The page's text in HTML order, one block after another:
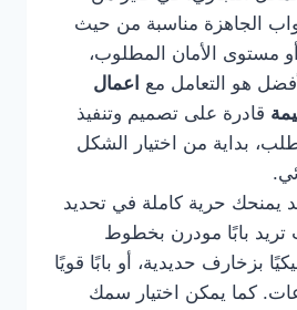
الجاهزة مناسبة من حيث
مستوى الأمان المطلوب،
هو التعامل مع اعمال
قادرة على تصميم وتنفيذ
بداية من اختيار الشكل
يمنحك حرية كاملة في تحديد
تريد بابًا مودرن بخطوط
بزخارف حديدية، أو بابًا قويًا
كما يمكن اختيار سمك